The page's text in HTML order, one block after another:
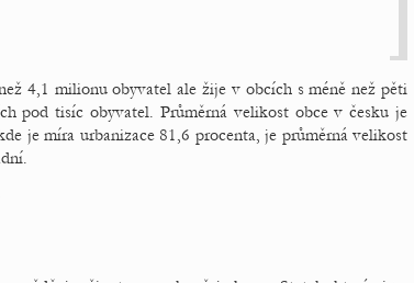
4,1 milionu obyvatel ale žije v obcích s méně než pěti
pod tisíc obyvatel. Průměrná velikost obce v česku je
je míra urbanizace 81,6 procenta, je průměrná velikost